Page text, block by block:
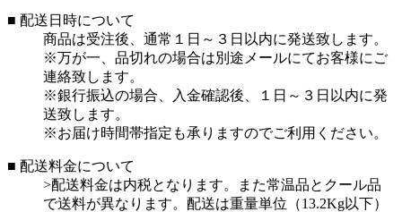
■ 配送日時について
商品は受注後、通常１日～３日以内に発送致します。
※万が一、品切れの場合は別途メールにてお客様にご
連絡致します。
※銀行振込の場合、入金確認後、１日～３日以内に発
送致します。
※お届け時間帯指定も承りますのでご利用ください。
■ 配送料金について
>配送料金は内税となります。また常温品とクール品
で送料が異なります。配送は重量単位（13.2Kg以下）